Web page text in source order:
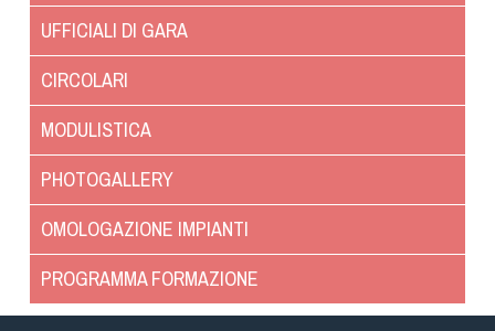
UFFICIALI DI GARA
CIRCOLARI
MODULISTICA
PHOTOGALLERY
OMOLOGAZIONE IMPIANTI
PROGRAMMA FORMAZIONE
Softair
Cinofilia Sportiva
Agility